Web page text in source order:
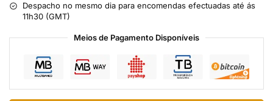
Despacho no mesmo dia para encomendas efectuadas até ás
11h30 (GMT)
Meios de Pagamento Disponíveis